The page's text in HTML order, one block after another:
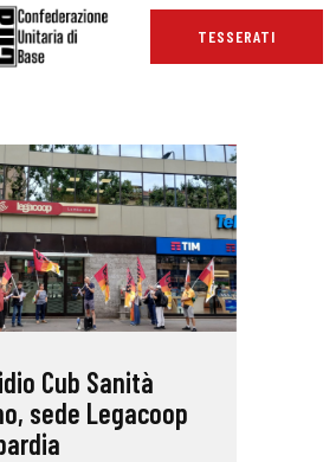
TESSERATI
STAMPA
Cub Sanità
sede Legacoop